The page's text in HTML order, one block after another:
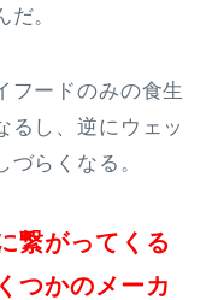
。
フードのみの食生
るし、逆にウェッ
づらくなる。
繋がってくる
つかのメーカ